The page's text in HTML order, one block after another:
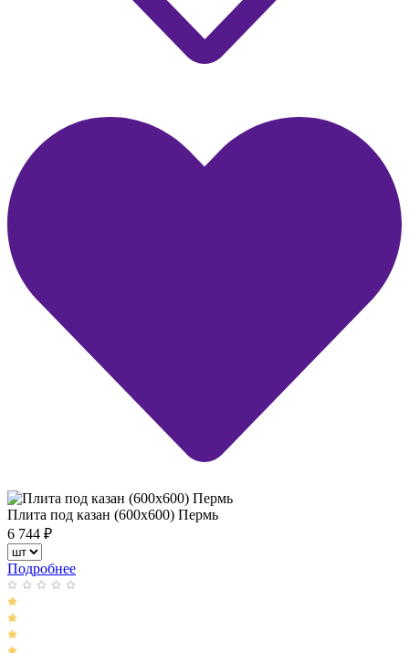
Плита под казан (600х600) Пермь
6 744 ₽
Подробнее